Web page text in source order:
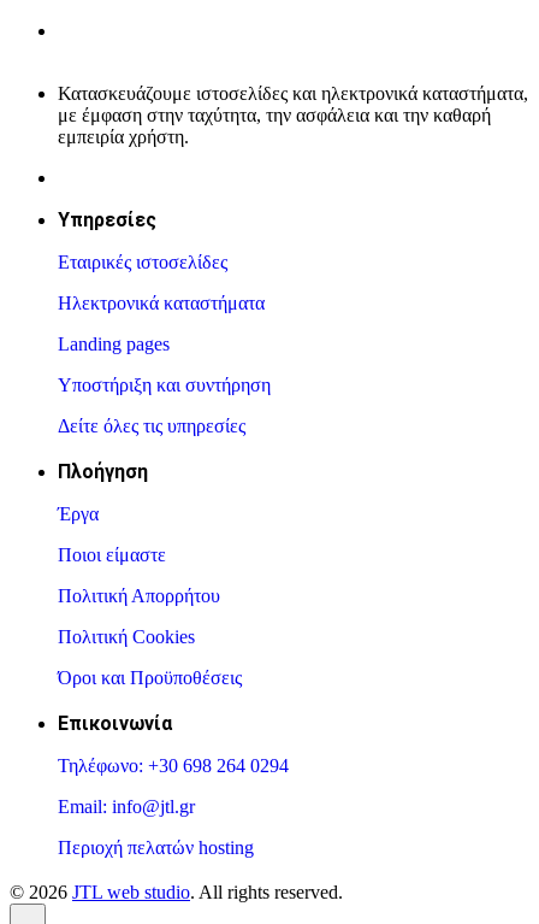
Κατασκευάζουμε ιστοσελίδες και ηλεκτρονικά καταστήματα,
με έμφαση στην ταχύτητα, την ασφάλεια και την καθαρή
εμπειρία χρήστη.
Υπηρεσίες
Εταιρικές ιστοσελίδες
Ηλεκτρονικά καταστήματα
Landing pages
Υποστήριξη και συντήρηση
Δείτε όλες τις υπηρεσίες
Πλοήγηση
Έργα
Ποιοι είμαστε
Πολιτική Απορρήτου
Πολιτική Cookies
Όροι και Προϋποθέσεις
Επικοινωνία
Τηλέφωνο: +30 698 264 0294
Email: info@jtl.gr
Περιοχή πελατών hosting
© 2026 JTL web studio. All rights reserved.